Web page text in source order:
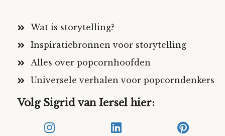
Wat is storytelling?
Inspiratiebronnen voor storytelling
Alles over popcornhoofden
Universele verhalen voor popcorndenkers
Volg Sigrid van Iersel hier: